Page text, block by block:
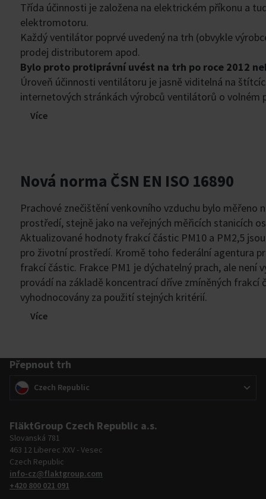
Třída účinnosti je založena na elektrickém příkonu a
elektromotoru.
Každý ventilátor poprvé uvedený na trh (obvykle
prodej distributorem apod.
Bylo proto protiprávní uvést na trh po roce 2012
Úroveň účinnosti ventilátoru je jasně viditelná na
internetových stránkách výrobců ventilátorů o volném
Více
Nová norma ČSN EN ISO 16890
Prachové znečištění venkovního vzduchu bylo
prostředí, stejně jako na veřejných měřicích stanicích
Aktualizované hodnoty frakcí částic PM10 a PM2,5
pro životní prostředí. Kromě toho federální agentura
frakcí částic. Frakce PM1 je dýchatelný prach, ale
provádí na základě koncentrací dříve zmíněných
vyhodnocovány za použití stejných kritérií.
Více
Přepnout trh
Přepnout trh
(Czech Republic
FläktGroup Czech Republic a.s.
Slovanská 781
463 12 Liberec XXV - Vesec
Czech Republic
info-cz@flaktgroup.com
+420 800 021 091